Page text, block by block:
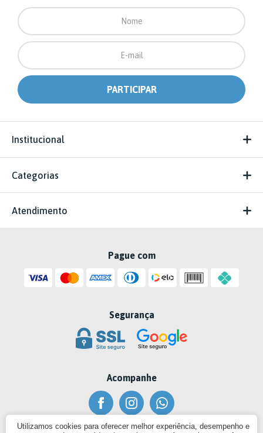
Institucional
Categorias
Atendimento
Pague com
Segurança
Acompanhe
Utilizamos cookies para oferecer melhor experiência, desempenho e